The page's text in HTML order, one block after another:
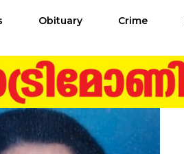
Obituary Crime